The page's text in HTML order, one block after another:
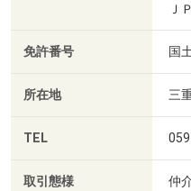
Ｊ
免許番号 国
所在地 三
TEL
取引態様 仲